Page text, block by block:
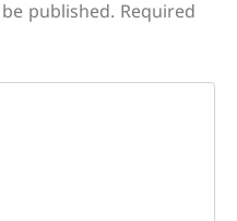
published. Required